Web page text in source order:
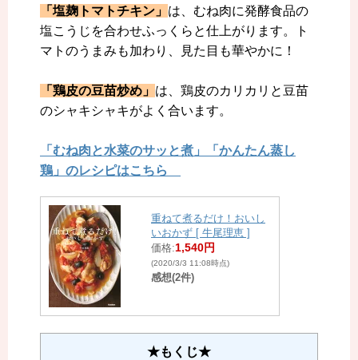
「塩麹トマトチキン」 は、むね肉に発酵食品の
塩こうじを合わせふっくらと仕上がります。ト
マトのうまみも加わり、見た目も華やかに！
「鶏皮の豆苗炒め」 は、鶏皮のカリカリと豆苗
のシャキシャキがよく合います。
「むね肉と水菜のサッと煮」「かんたん蒸し
鶏」のレシピはこちら
重ねて煮るだけ！おいし
いおかず [ 牛尾理恵 ]
価格:1,540円
(2020/3/3 11:08時点)
感想(2件)
★もくじ★